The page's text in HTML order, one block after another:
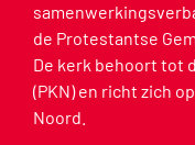
de Protestantse
De kerk behoort tot
(PKN) en richt zich
Noord.